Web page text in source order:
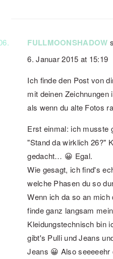
FULLMOONSHADOW
6. Januar 2015 at 15:19
Ich finde den Post von
mit deinen Zeichnungen
als wenn du alte Fotos
Erst einmal: ich musste
"Stand da wirklich 26?"
gedacht… 😀 Egal.
Wie gesagt, ich find's
welche Phasen du so
Wenn ich da so an
finde ganz langsam
Kleidungstechnisch bin
gibt's Pulli und Jeans
Jeans 😀 Also seeeeehr